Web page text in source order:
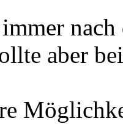
nach
aber